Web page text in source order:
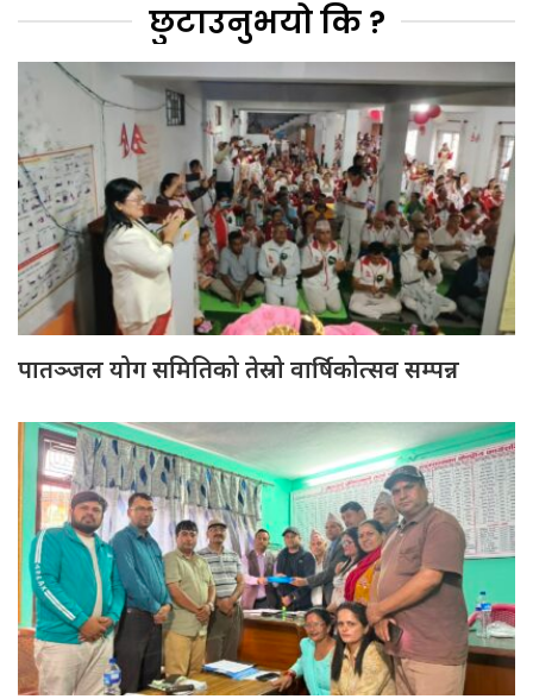
छुटाउनुभयो कि ?
पातञ्जल योग समितिको तेस्रो वार्षिकोत्सव सम्पन्न